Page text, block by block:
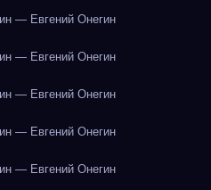
— Евгений Онегин
— Евгений Онегин
— Евгений Онегин
— Евгений Онегин
— Евгений Онегин